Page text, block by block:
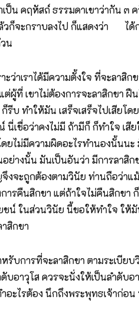
ป็น คฤหัสถ์ ธรรมดาเขาว่ากัน ๓
วก็จะกราบลงไป ก็แสดงว่า ได้
น
ว่าเราได้มีความตั้งใจ ที่จะลาสิก
ผู้ที่ เขาไม่ต้องการจะลาสิกขา ฝื
บ ทำให้มัน เสร็จเสร็จไปเสียโดย
เชื่อว่าคงไม่มี ถ้ามีก็ ก็ทำใจ เสี
ยไม่มีความผิดอะไรทำนองนั้นน
อย่างนั้น มันเป็นอันว่า มีการลาสิ
งจะถูกต้องตามวินัย ท่านถือว่า
ารคืนสิกขา แต่ถ้าใจไม่คืนสิกขา
ชน์ ในส่วนวินัย นี้ขอให้ทำใจ ให้
าสิกขา
รับการที่จะลาสิกขา ตามระเบีย
อาวุโส ควรจะนั่งให้เป็นลำดับอ
ะไรต้อง นึกถึงพระพุทธเจ้าก่อน